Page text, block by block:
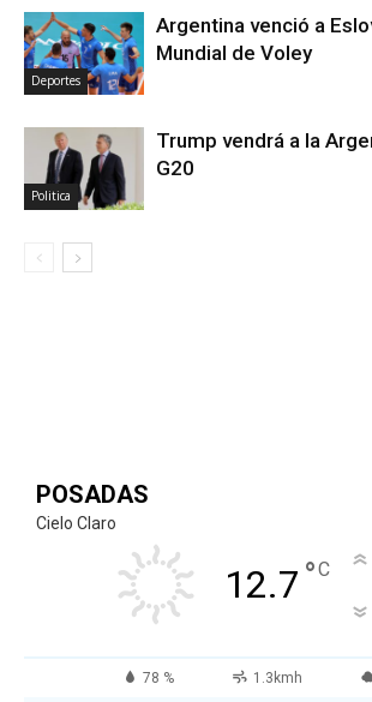
Deportes
Argentina venció a
Mundial de Voley
Politica
Trump vendrá a la
G20
POSADAS
Cielo Claro
12.7 °C
78 % 1.3kmh